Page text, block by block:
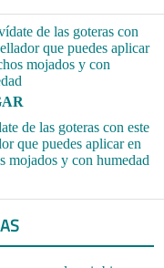
de las goteras con este
que puedes aplicar en
mojados y con humedad